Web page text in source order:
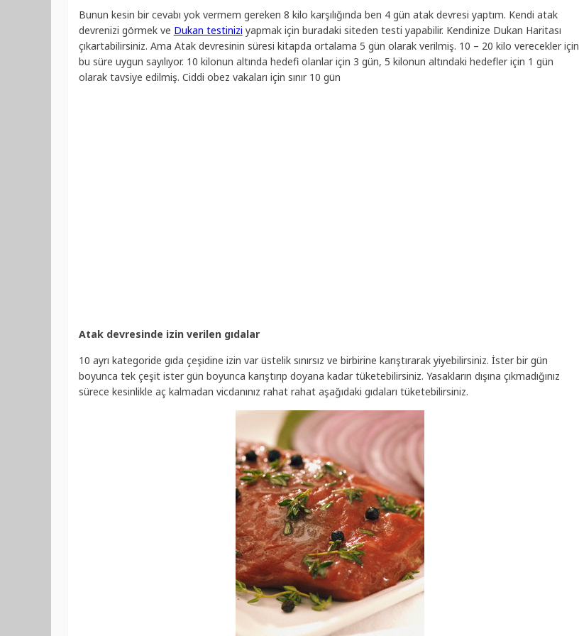
Bunun kesin bir cevabı yok vermem gereken 8 kilo karşılığında ben 4 gün atak devresi yaptım. Kendi atak
devrenizi görmek ve Dukan testinizi yapmak için buradaki siteden testi yapabilir. Kendinize Dukan Haritası
çıkartabilirsiniz. Ama Atak devresinin süresi kitapda ortalama 5 gün olarak verilmiş. 10 – 20 kilo verecekler için
bu süre uygun sayılıyor. 10 kilonun altında hedefi olanlar için 3 gün, 5 kilonun altındaki hedefler için 1 gün
olarak tavsiye edilmiş. Ciddi obez vakaları için sınır 10 gün
Atak devresinde izin verilen gıdalar
10 ayrı kategoride gıda çeşidine izin var üstelik sınırsız ve birbirine karıştırarak yiyebilirsiniz. İster bir gün
boyunca tek çeşit ister gün boyunca karıştırıp doyana kadar tüketebilirsiniz. Yasakların dışına çıkmadığınız
sürece kesinlikle aç kalmadan vicdanınız rahat rahat aşağıdaki gıdaları tüketebilirsiniz.